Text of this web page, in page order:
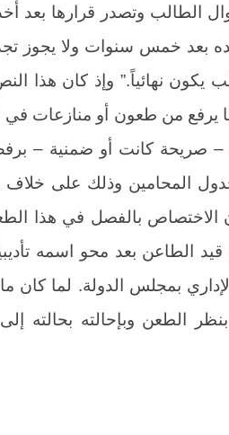
الطالب وتصدر قرارها بعد
بعد خمس سنوات ولا يجوز
يكون نهائياً.” وإذ كان هذا
يرفع من طعون أو منازعات
– صريحة كانت أو ضمنية –
المحامين وذلك على
الاختصاص بالفصل في هذا
الطاعن بعد محو اسمه
بمجلس الدولة. لما كان
الطعن وبإحالته بحالته